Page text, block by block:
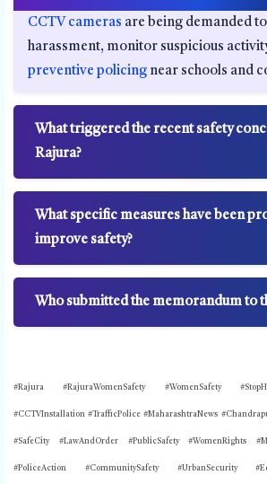
CCTV cameras are being demanded
harassment, monitor suspicious
preventive policing near schools and
What triggered the recent safety
Rajura?
What specific measures have been
improve safety?
Who submitted the memorandum to
#Rajura #RajuraWomenSafety #WomenSafety
#CCTVInstallation #TrafficPolice #MaharashtraNews
#SafeCity #LawAndOrder #PublicSafety #WomenRights
#PoliceAction #CommunitySafety #UrbanSecurity